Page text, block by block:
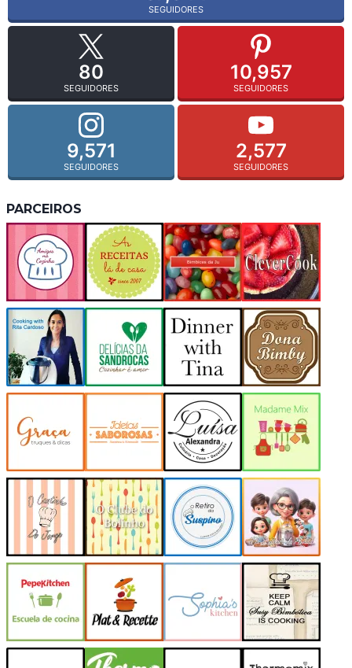
SEGUIDORES
80
SEGUIDORES
10,957
SEGUIDORES
9,571
SEGUIDORES
2,577
SEGUIDORES
PARCEIROS